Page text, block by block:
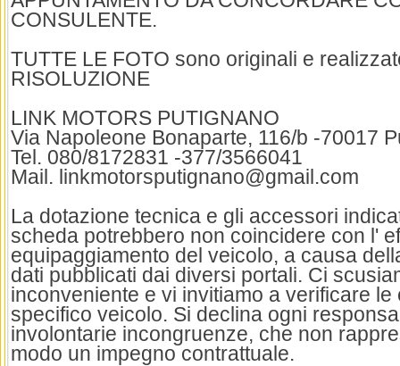
CONSULENTE.
TUTTE LE FOTO sono originali e
RISOLUZIONE
LINK MOTORS PUTIGNANO
Via Napoleone Bonaparte, 116/b -70017
Tel. 080/8172831 -377/3566041
Mail. linkmotorsputignano@gmail.com
La dotazione tecnica e gli accessori
scheda potrebbero non coincidere con l'
equipaggiamento del veicolo, a causa
dati pubblicati dai diversi portali. Ci
inconveniente e vi invitiamo a verificare
specifico veicolo. Si declina ogni
involontarie incongruenze, che non
modo un impegno contrattuale.